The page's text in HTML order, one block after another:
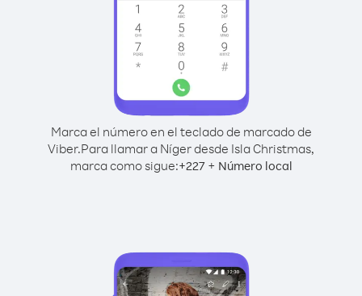
Marca el número en el teclado de marcado de
Viber.Para llamar a Níger desde Isla Christmas,
marca como sigue:+227+ Número local